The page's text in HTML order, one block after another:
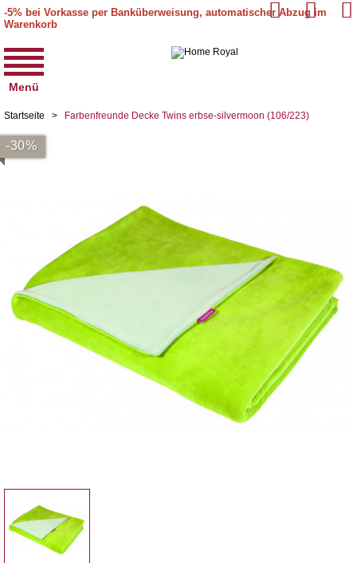
-5% bei Vorkasse per Banküberweisung, automatischer Abzug im
Warenkorb
Menü
Startseite > Farbenfreunde Decke Twins erbse-silvermoon (106/223)
-30%